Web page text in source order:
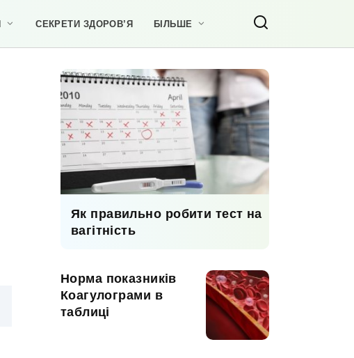
СЕКРЕТИ ЗДОРОВ’Я БІЛЬШЕ
Як правильно робити тест на
вагітність
Норма показників
Коагулограми в
таблиці